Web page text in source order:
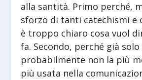
alla santità. Primo perché,
sforzo di tanti catechismi e
è troppo chiaro cosa vuol
fa. Secondo, perché già
probabilmente non la più
più usata nella